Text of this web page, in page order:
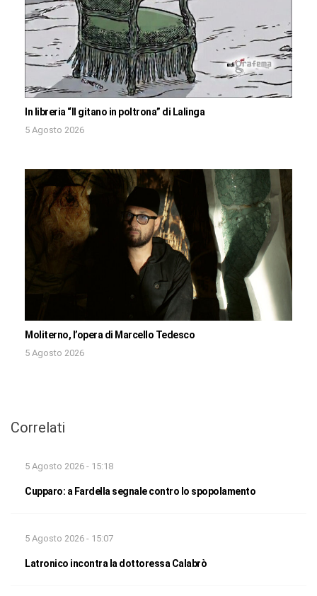
In libreria “Il gitano in poltrona” di Lalinga
5 Agosto 2026
Moliterno, l’opera di Marcello Tedesco
5 Agosto 2026
Correlati
5 Agosto 2026 - 15:18
Cupparo: a Fardella segnale contro lo spopolamento
5 Agosto 2026 - 15:07
Latronico incontra la dottoressa Calabrò